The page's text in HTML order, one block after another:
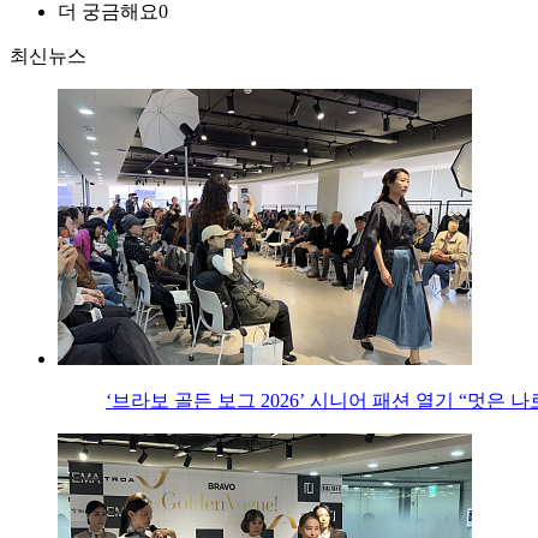
더 궁금해요0
최신뉴스
‘브라보 골든 보그 2026’ 시니어 패션 열기 “멋은 나